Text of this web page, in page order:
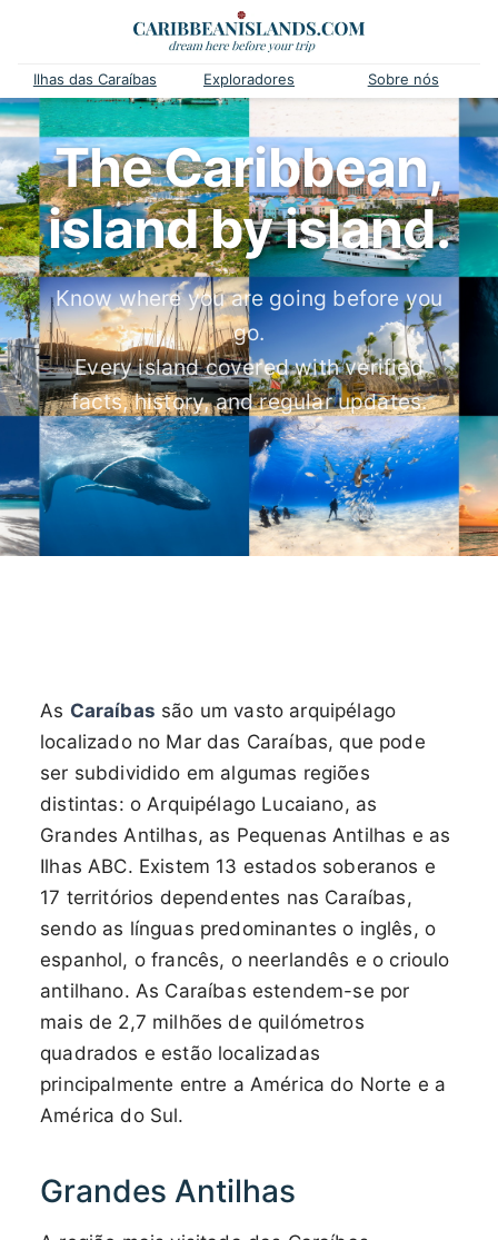
Ilhas das Caraíbas Exploradores Sobre nós
The Caribbean,
island by island.
Know where you are going before you
go.
Every island covered with verified
facts, history, and regular updates.
As Caraíbas são um vasto arquipélago
localizado no Mar das Caraíbas, que pode
ser subdividido em algumas regiões
distintas: o Arquipélago Lucaiano, as
Grandes Antilhas, as Pequenas Antilhas e as
Ilhas ABC. Existem 13 estados soberanos e
17 territórios dependentes nas Caraíbas,
sendo as línguas predominantes o inglês, o
espanhol, o francês, o neerlandês e o crioulo
antilhano. As Caraíbas estendem-se por
mais de 2,7 milhões de quilómetros
quadrados e estão localizadas
principalmente entre a América do Norte e a
América do Sul.
Grandes Antilhas